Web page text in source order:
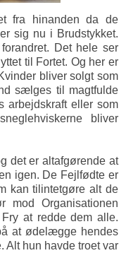
fra hinanden da de
sig nu i Brudstykket.
Det hele ser
til Fortet. Og her er
bliver solgt som
sælges til magtfulde
arbejdskraft eller som
bliver
det er altafgørende at
igen. De Fejlfødte er
kan tilintetgøre alt de
Organisationen
at redde dem alle.
at ødelægge hendes
Alt hun havde troet var